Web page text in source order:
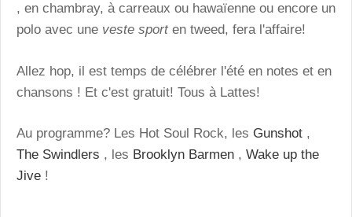
, en chambray, à carreaux ou hawaïenne ou encore un
polo avec une veste sporten tweed, fera l'affaire!
Allez hop, il est temps de célébrer l'été en notes et en
chansons ! Et c'est gratuit! Tous à Lattes!
Au programme? Les Hot Soul Rock, les Gunshot ,
The Swindlers , les Brooklyn Barmen , Wake up the
Jive !